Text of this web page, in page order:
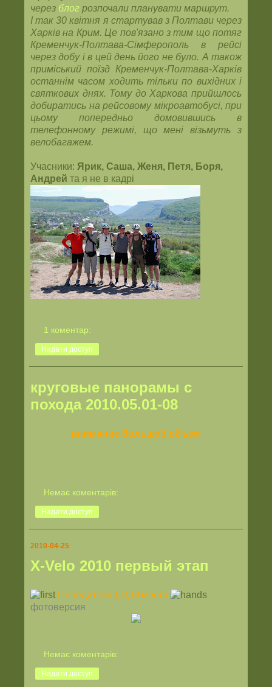
через блог розпочали планувати маршрут.
І так 30 квітня я стартував з Полтави через
Харків на Крим. Це пов'язано з тим що потяг
Кременчук-Полтава-Сімферополь в рейсі
через добу і в цей день його не було. А також
приміський поїзд Кременчук-Полтава-Харків
останнім часом ходить тільки по вихідних і
святкових днях. Тому до Харкова прийшлось
добиратись на рейсовому мікроавтобусі, при
цьому попередньо домовившись в
телефонному режимі, що мені візьмуть з
велобагажем.
Учасники: Ярик, Саша, Женя, Петя, Боря,
Андрей та я не в кадрі
1 коментар:
Надати доступ
круговые панорамы с
похода 2010.05.01-08
внимание большой объем
Немає коментарів:
Надати доступ
2010-04-25
Х-Velo 2010 первый этап
Победители I, II, III
места
фотоверсия
Немає коментарів:
Надати доступ